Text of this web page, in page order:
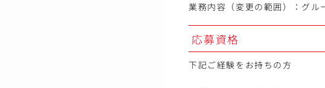
業務内容（変更の範囲）：グ
応募資格
下記ご経験をお持ちの方